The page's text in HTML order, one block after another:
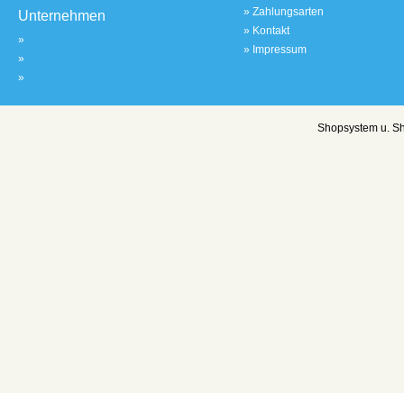
Unternehmen
»
»
»
» Zahlungsarten
» Kontakt
» Impressum
Shopsystem u.